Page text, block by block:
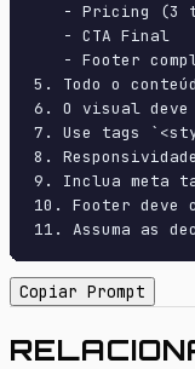
- Pricing (3
   - CTA Final
- Footer
5. Todo o
6. O visual deve
7. Use tags
8.
9. Inclua meta
10. Footer deve
11. Assuma as
Copiar Prompt